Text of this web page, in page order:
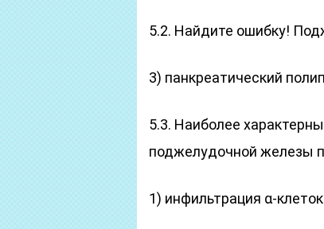
5.2. Найдите ошибку!
3) панкреатический
5.3. Наиболее
поджелудочной железы
1) инфильтрация α-